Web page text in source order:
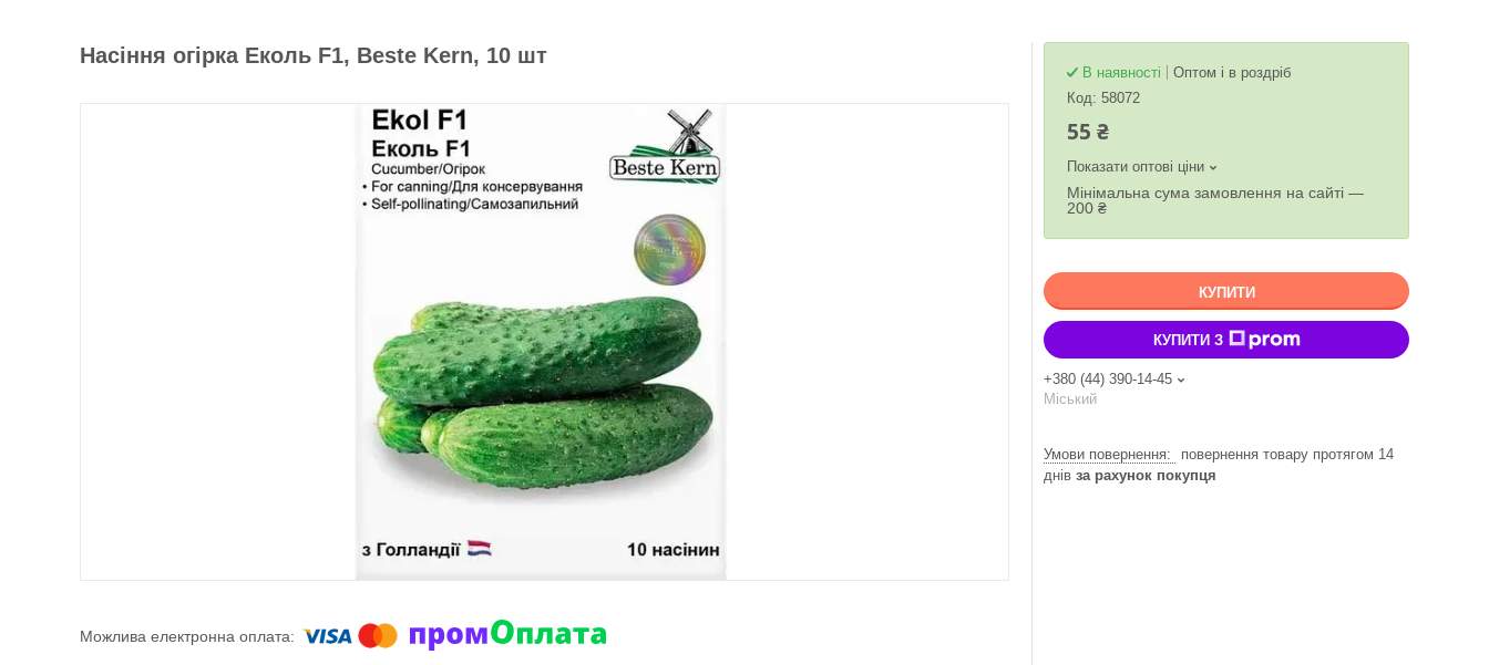
Насіння огірка Еколь F1, Beste Kern, 10 шт
В наявності
Оптом і в роздріб
Код: 58072
55 ₴
Показати оптові ціни
Мінімальна сума замовлення на сайті —
200 ₴
КУПИТИ
КУПИТИ З
+380 (44) 390-14-45
Міський
повернення товару протягом 14
днів за рахунок покупця